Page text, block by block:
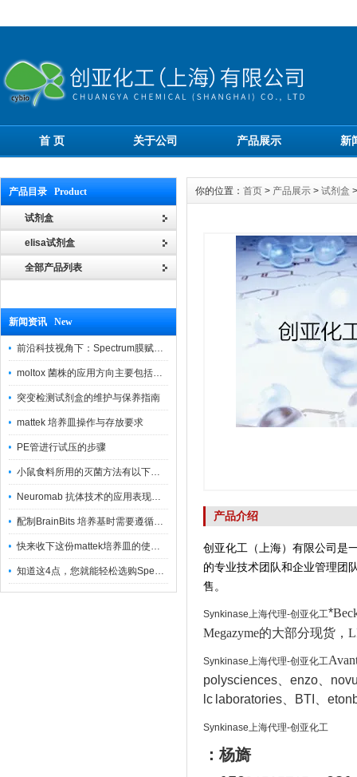
首 页 关于公司 产品展示 新
产品目录 Product
试剂盒
elisa试剂盒
全部产品列表
新闻资讯 New
前沿科技视角下：Spectrum膜赋能精密制造
moltox 菌株的应用方向主要包括以下几个方面
突变检测试剂盒的维护与保养指南
mattek 培养皿操作与存放要求
PE管进行试压的步骤
小鼠食料所用的灭菌方法有以下三种
Neuromab 抗体技术的应用表现在这几方面
配制BrainBits 培养基时需要遵循的原则
快来收下这份mattek培养皿的使用指南
知道这4点，您就能轻松选购Spectrum 膜
你的位置： 首页 > 产品展示 > 试剂盒
产品介绍
创亚化工（上海）有限公司是
的专业技术团队和企业管理团
售。
Synkinase上海代理-创亚化工*
Megazyme的大部分现货，
Synkinase上海代理-创亚化工
polysciences、enzo、
lc laboratories、BTI
Synkinase上海代理-创亚化工
：杨旖